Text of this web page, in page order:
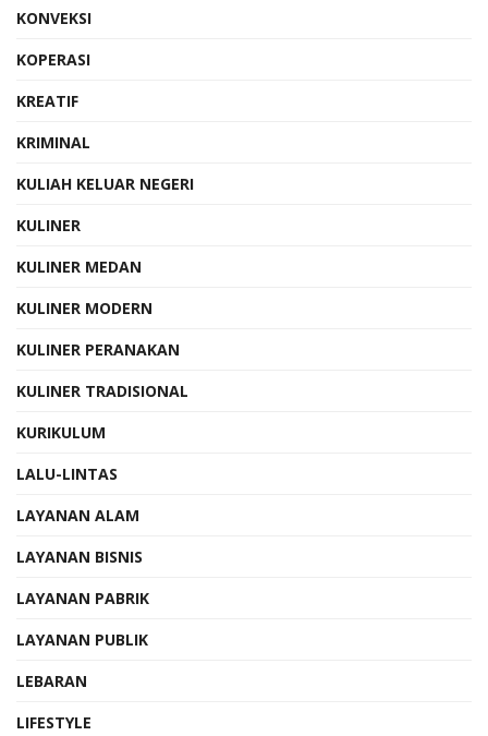
KONVEKSI
KOPERASI
KREATIF
KRIMINAL
KULIAH KELUAR NEGERI
KULINER
KULINER MEDAN
KULINER MODERN
KULINER PERANAKAN
KULINER TRADISIONAL
KURIKULUM
LALU-LINTAS
LAYANAN ALAM
LAYANAN BISNIS
LAYANAN PABRIK
LAYANAN PUBLIK
LEBARAN
LIFESTYLE